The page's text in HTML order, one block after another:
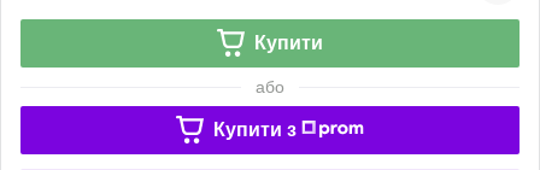
Купити
або
Купити з